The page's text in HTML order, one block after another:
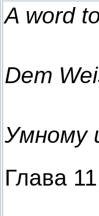
A word
Dem
Умному
Глава